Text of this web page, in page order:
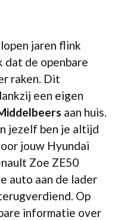
jaren flink
dat de openbare
raken. Dit
een eigen
aan huis.
jezelf ben je altijd
jouw Hyundai
Zoe ZE50
auto aan de lader
Op
informatie over